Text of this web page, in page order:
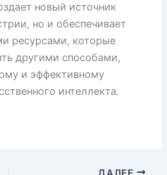
новый источник
но и обеспечивает
ресурсами, которые
другими способами,
и эффективному
интеллекта.
ДАЛЕЕ